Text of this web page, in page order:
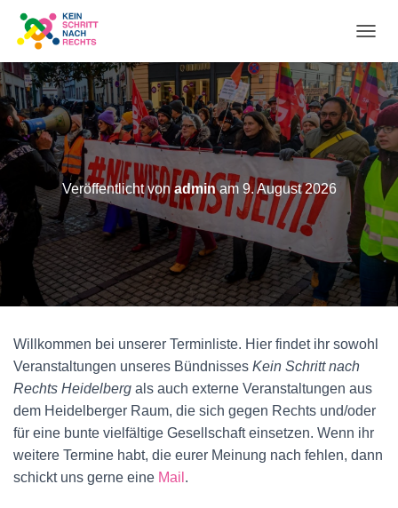
A
V
I
G
A
I
O
U
M
Veröffentlicht vonadminam 9. August 2026
Willkommen bei unserer Terminliste. Hier findet ihr sowohl
Veranstaltungen unseres Bündnisses Kein Schritt nach
Rechts Heidelberg als auch externe Veranstaltungen aus
dem Heidelberger Raum, die sich gegen Rechts und/oder
für eine bunte vielfältige Gesellschaft einsetzen. Wenn ihr
weitere Termine habt, die eurer Meinung nach fehlen, dann
schickt uns gerne eine Mail .